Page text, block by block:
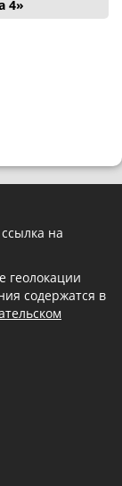
4»
на
геолокации
содержатся в